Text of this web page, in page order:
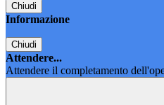
Chiudi
Informazione
Chiudi
Attendere...
Attendere il completamento